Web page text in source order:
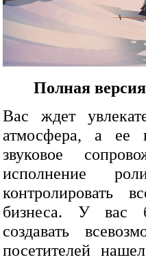
Полная
Вас ждет
атмосфера, а ее
звуковое
исполнение
контролировать
бизнеса. У вас
создавать
посетителей